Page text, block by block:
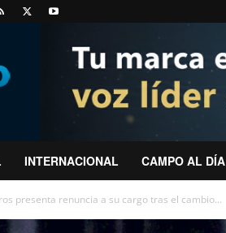
INTERNACIONAL CAMPO AL DÍA
presenta renuncia a su cargo tras el cambio...